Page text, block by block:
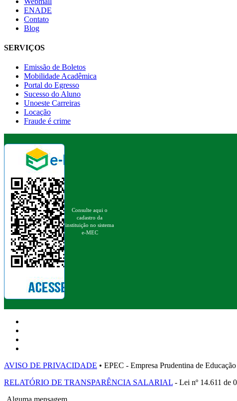
ENADE
Contato
Blog
SERVIÇOS
Emissão de Boletos
Mobilidade Acadêmica
Portal do Egresso
Sucesso do Aluno
Unoeste Carreiras
Locação
Fraude é crime
Consulte aqui o
cadastro da
instituição no sistema
e-MEC
AVISO DE PRIVACIDADE • EPEC - Empresa Prudentina de
RELATÓRIO DE TRANSPARÊNCIA SALARIAL - Lei nº 14.611 de